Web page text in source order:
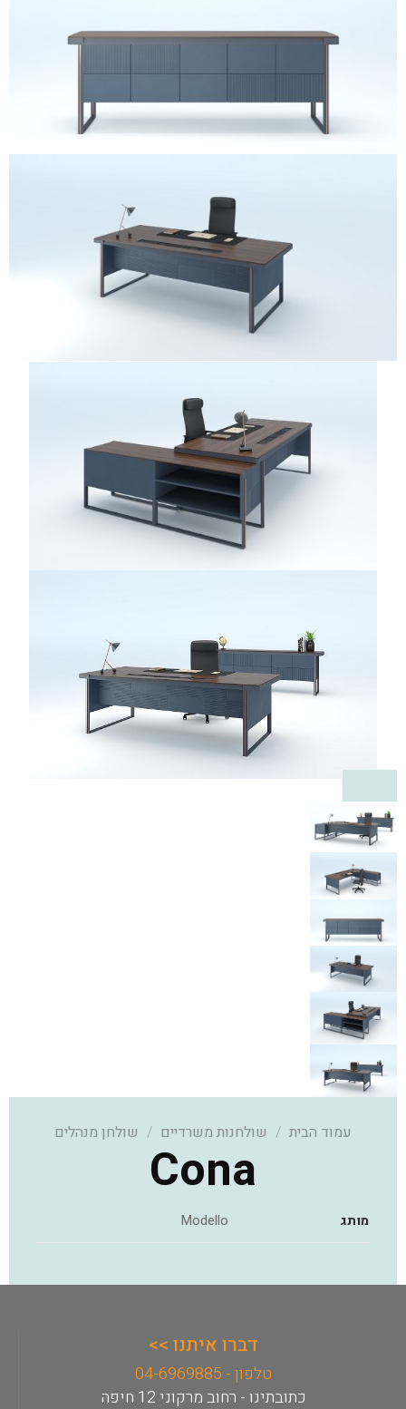
עמוד הבית / שולחנות משרדיים / שולחן מנהלים
Cona
מותג Modello
דברו איתנו >>
טלפון - 04-6969885
כתובתינו - רחוב מרקוני 12 חיפה